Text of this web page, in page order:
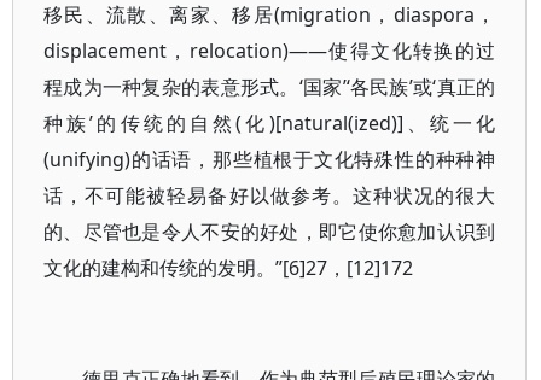
移民、流散、离家、移居(migration，diaspora，
displacement，relocation)——使得文化转换的过
程成为一种复杂的表意形式。‘国家’‘各民族’或‘真正的
种族’的传统的自然(化)[natural(ized)]、统一化
(unifying)的话语，那些植根于文化特殊性的种种神
话，不可能被轻易备好以做参考。这种状况的很大
的、尽管也是令人不安的好处，即它使你愈加认识到
文化的建构和传统的发明。”[6]27，[12]172